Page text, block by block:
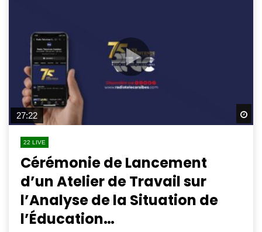
27:22
22 LIVE
Cérémonie de Lancement
d’un Atelier de Travail sur
l’Analyse de la Situation de
l’Éducation…